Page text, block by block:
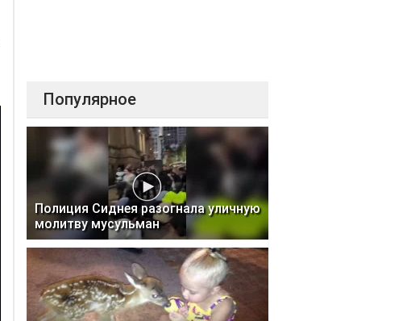
Популярное
Полиция Сиднея разогнала уличную
молитву мусульман